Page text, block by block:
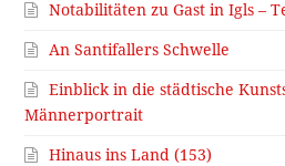
Notabilitäten zu Gast in Igls –
An Santifallers Schwelle
Einblick in die städtische
Männerportrait
Hinaus ins Land (153)